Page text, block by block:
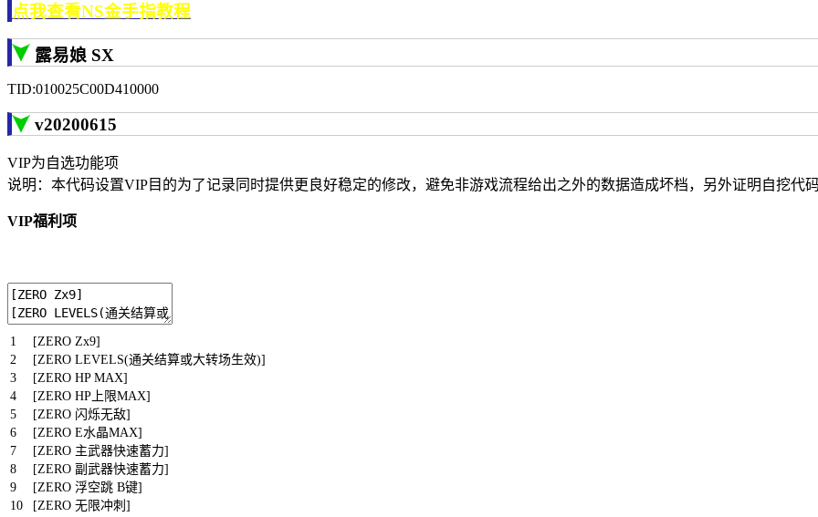
点我查看NS金手指教程
露易娘 SX
TID:010025C00D410000
v20200615
VIP为自选功能项
说明：本代码设置VIP目的为了记录同时提供更良好稳定的修改，避免非游戏流程给出之外的数据造成坏档，另外证明自挖代码
VIP福利项
1
2
3
4
5
6
7
8
9
10
[ZERO Zx9]
[ZERO LEVELS(通关结算或大转场生效)]
[ZERO HP MAX]
[ZERO HP 上限MAX]
[ZERO 闪烁无敌]
[ZERO E水晶MAX]
[ZERO 主武器快速蓄力]
[ZERO 副武器快速蓄力]
[ZERO 浮空跳 B键]
[ZERO 无限冲刺 ]